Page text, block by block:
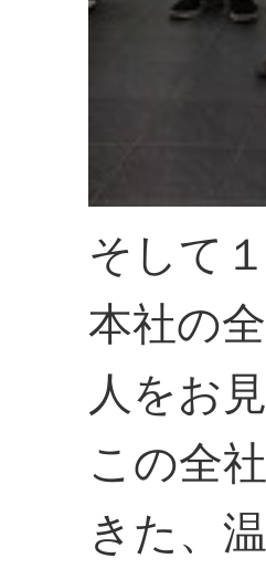
そして１
本社の
人をお
この全
きた、